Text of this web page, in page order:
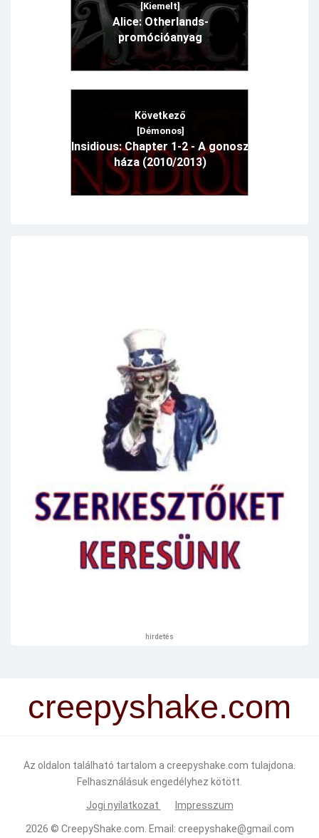
[Kiemelt]
Alice: Otherlands-
promócióanyag
Következő
[Démonos]
Insidious: Chapter 1-2 - A gonosz
háza (2010/2013)
hirdetés
creepyshake.com
Az oldalon található tartalom a creepyshake.com tulajdona.
Felhasználásuk engedélyhez kötött.
Jogi nyilatkozat Impresszum
2026 © CreepyShake.com . Email: creepyshake@gmail.com